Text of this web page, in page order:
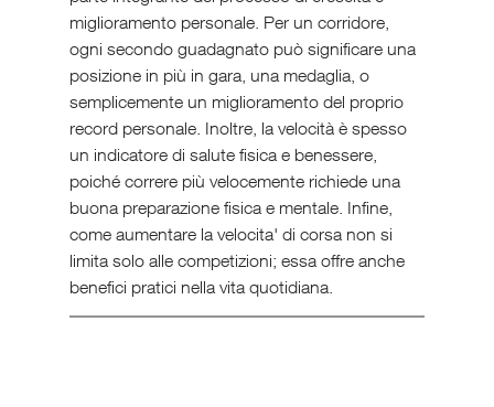
miglioramento personale. Per un corridore,
ogni secondo guadagnato può significare una
posizione in più in gara, una medaglia, o
semplicemente un miglioramento del proprio
record personale. Inoltre, la velocità è spesso
un indicatore di salute fisica e benessere,
poiché correre più velocemente richiede una
buona preparazione fisica e mentale. Infine,
come aumentare la velocita' di corsa non si
limita solo alle competizioni; essa offre anche
benefici pratici nella vita quotidiana.